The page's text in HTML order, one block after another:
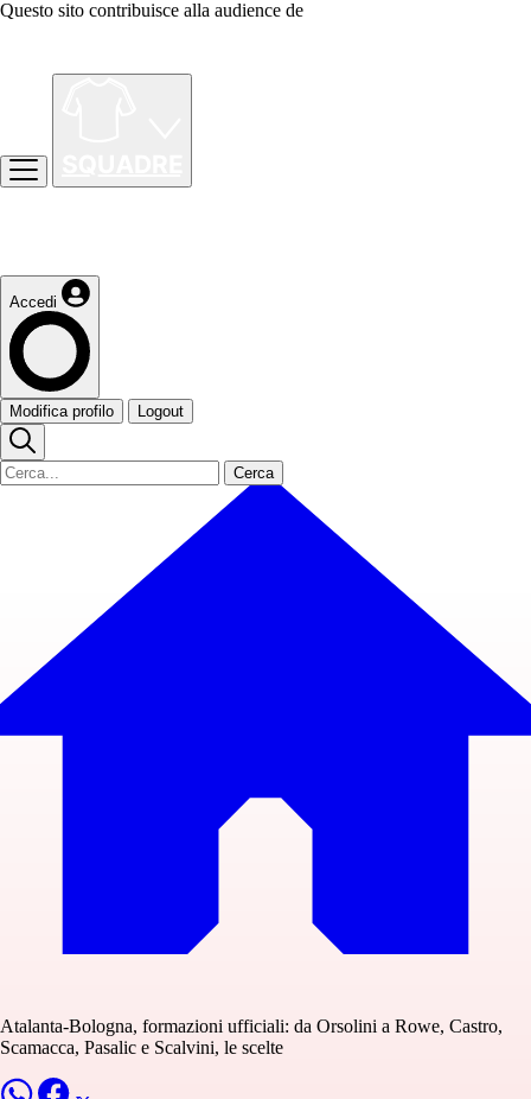
Questo sito contribuisce alla audience de
Accedi
Modifica profilo Logout
Cerca
Atalanta-Bologna, formazioni ufficiali: da Orsolini a Rowe, Castro,
Scamacca, Pasalic e Scalvini, le scelte